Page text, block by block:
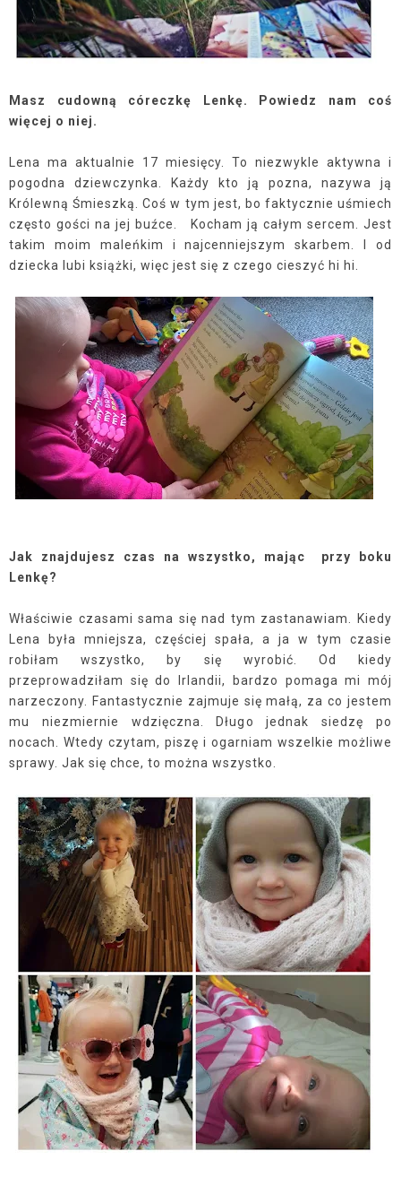
Masz cudowną córeczkę Lenkę. Powiedz nam coś
więcej o niej.
Lena ma aktualnie 17 miesięcy. To niezwykle aktywna i
pogodna dziewczynka. Każdy kto ją pozna, nazywa ją
Królewną Śmieszką. Coś w tym jest, bo faktycznie uśmiech
często gości na jej buźce.
Kocham ją całym sercem. Jest
takim moim maleńkim i najcenniejszym skarbem. I od
dziecka lubi książki, więc jest się z czego cieszyć hi hi.
Jak znajdujesz czas na wszystko, mając
przy boku
Lenkę?
Właściwie czasami sama się nad tym zastanawiam. Kiedy
Lena była mniejsza, częściej spała, a ja w tym czasie
robiłam wszystko, by się wyrobić. Od kiedy
przeprowadziłam się do Irlandii, bardzo pomaga mi mój
narzeczony. Fantastycznie zajmuje się małą, za co jestem
mu niezmiernie wdzięczna. Długo jednak siedzę po
nocach. Wtedy czytam, piszę i ogarniam wszelkie możliwe
sprawy. Jak się chce, to można wszystko.